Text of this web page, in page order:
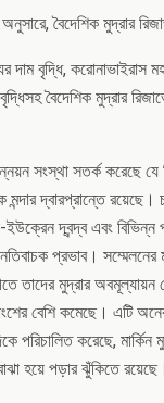
বৈদেশিক মুদ্রার
দাম বৃদ্ধি, করোনাভাইরাস
বৈদেশিক মুদ্রার
সংস্থা সতর্ক করেছে
দ্বারপ্রান্তে রয়েছে।
ইউক্রেন দ্বন্দ্ব এবং
প্রভাব।
তাদের মুদ্রার
বেশি কমেছে। এটি
পরিচালিত করেছে,
হয়ে পড়ার ঝুঁকিতে রয়েছে।